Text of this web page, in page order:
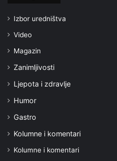
Izbor uredništva
Video
Magazin
Zanimljivosti
Ljepota i zdravlje
Humor
Gastro
Kolumne i komentari
Kolumne i komentari